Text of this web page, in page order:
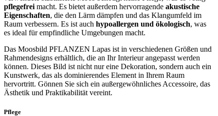
pflegefrei macht. Es bietet außerdem hervorragende akustische
Eigenschaften, die den Lärm dämpfen und das Klangumfeld im
Raum verbessern. Es ist auch hypoallergen und ökologisch, was
es ideal für empfindliche Umgebungen macht.
Das Moosbild PFLANZEN Lapas ist in verschiedenen Größen und
Rahmendesigns erhältlich, die an Ihr Interieur angepasst werden
können. Dieses Bild ist nicht nur eine Dekoration, sondern auch ein
Kunstwerk, das als dominierendes Element in Ihrem Raum
hervortritt. Gönnen Sie sich ein außergewöhnliches Accessoire, das
Ästhetik und Praktikabilität vereint.
Pflege